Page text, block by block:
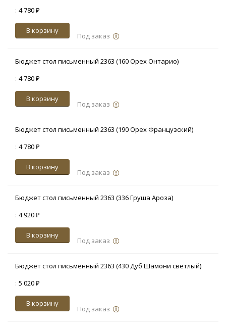
: 4 780 ₽
В корзину
Под заказ
Бюджет стол письменный 2363 (160 Орех Онтарио)
: 4 780 ₽
В корзину
Под заказ
Бюджет стол письменный 2363 (190 Орех Французский)
: 4 780 ₽
В корзину
Под заказ
Бюджет стол письменный 2363 (336 Груша Ароза)
: 4 920 ₽
В корзину
Под заказ
Бюджет стол письменный 2363 (430 Дуб Шамони светлый)
: 5 020 ₽
В корзину
Под заказ